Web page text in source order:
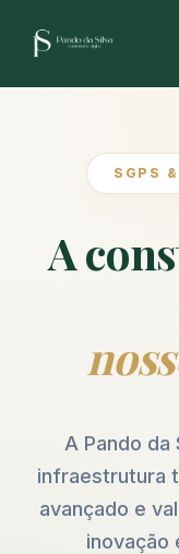
SGPS
A
A Pando
infraestrutura
avançado e
inovação